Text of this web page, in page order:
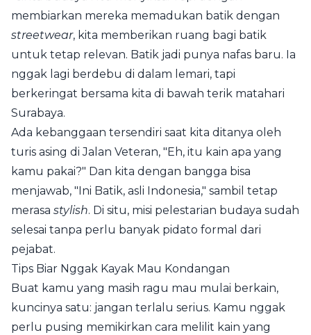
membiarkan mereka memadukan batik dengan
streetwear, kita memberikan ruang bagi batik
untuk tetap relevan. Batik jadi punya nafas baru. Ia
nggak lagi berdebu di dalam lemari, tapi
berkeringat bersama kita di bawah terik matahari
Surabaya.
Ada kebanggaan tersendiri saat kita ditanya oleh
turis asing di Jalan Veteran, "Eh, itu kain apa yang
kamu pakai?" Dan kita dengan bangga bisa
menjawab, "Ini Batik, asli Indonesia," sambil tetap
merasa stylish. Di situ, misi pelestarian budaya sudah
selesai tanpa perlu banyak pidato formal dari
pejabat.
Tips Biar Nggak Kayak Mau Kondangan
Buat kamu yang masih ragu mau mulai berkain,
kuncinya satu: jangan terlalu serius. Kamu nggak
perlu pusing memikirkan cara melilit kain yang